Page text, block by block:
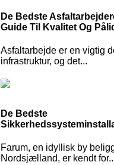
De Bedste
Guide Til Kvalitet Og
Asfaltarbejde er en vigtig
infrastruktur, og det...
De Bedste
Farum, en idyllisk by
Nordsjælland, er kendt